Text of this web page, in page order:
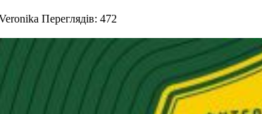
Переглядів: 472